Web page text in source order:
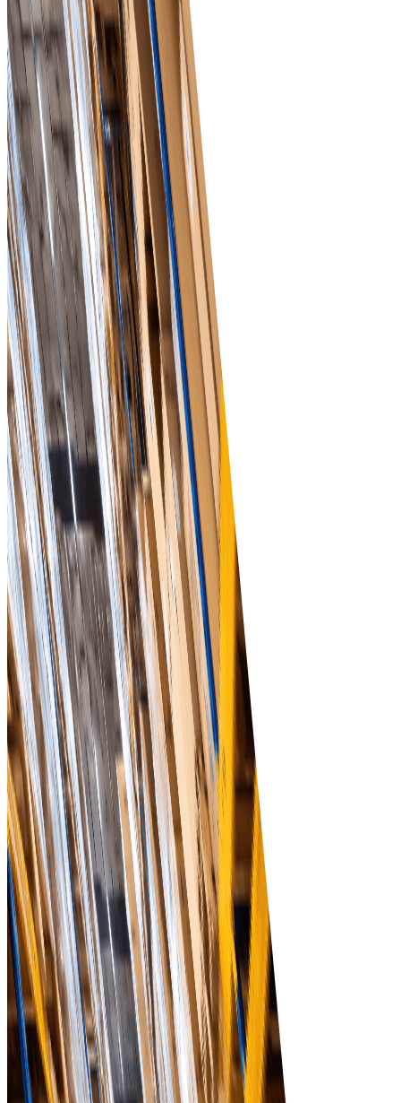
Зручний інтерфейс
Спростіть складні завдання закупівель за допомогою
інтуїтивно зрозумілої платформи, розробленої для
професіоналів роздрібної торгівлі.
Аналітика в реальному часі
Отримуйте інформацію про структуру закупівель та
рівень запасів за допомогою потужних аналітичних
інструментів, які допомагають приймати обґрунтовані
рішення.
Управління постачальниками
Легко керуйте та оцінюйте постачальників, щоб
забезпечити якість та надійність вашого ланцюга
постачання.
Автоматизовані робочі процеси
Зменшіть кількість помилок, зроблених вручну, та
заощаджуйте час завдяки автоматизованим робочим
процесам закупівель, які підвищують операційну
ефективність.
Початок роботи
Tradeics дає реальні
бізнес-результати, а не
лише функції!